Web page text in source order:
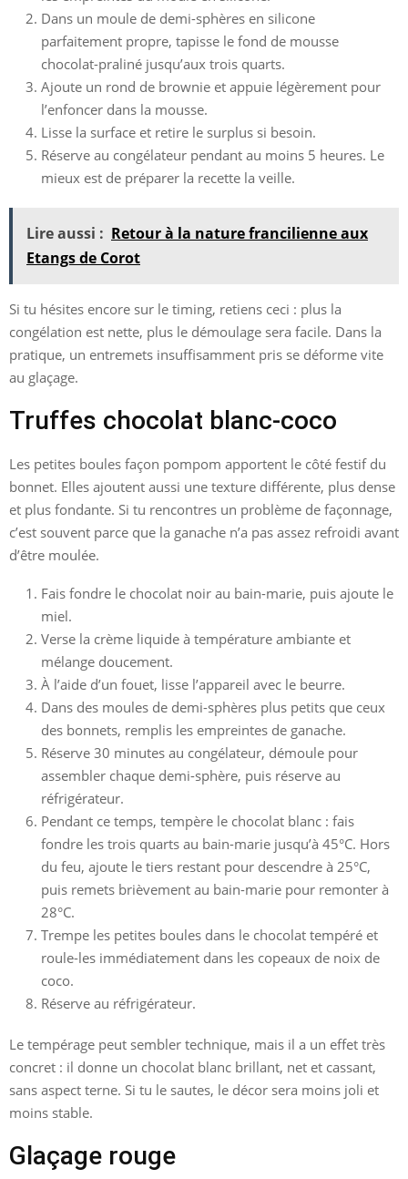
Dans un moule de demi-sphères en silicone
parfaitement propre, tapisse le fond de mousse
chocolat-praliné jusqu’aux trois quarts.
Ajoute un rond de brownie et appuie légèrement pour
l’enfoncer dans la mousse.
Lisse la surface et retire le surplus si besoin.
Réserve au congélateur pendant au moins 5 heures. Le
mieux est de préparer la recette la veille.
Lire aussi : Retour à la nature francilienne aux
Etangs de Corot
Si tu hésites encore sur le timing, retiens ceci : plus la
congélation est nette, plus le démoulage sera facile. Dans la
pratique, un entremets insuffisamment pris se déforme vite
au glaçage.
Truffes chocolat blanc-coco
Les petites boules façon pompom apportent le côté festif du
bonnet. Elles ajoutent aussi une texture différente, plus dense
et plus fondante. Si tu rencontres un problème de façonnage,
c’est souvent parce que la ganache n’a pas assez refroidi avant
d’être moulée.
Fais fondre le chocolat noir au bain-marie, puis ajoute le
miel.
Verse la crème liquide à température ambiante et
mélange doucement.
À l’aide d’un fouet, lisse l’appareil avec le beurre.
Dans des moules de demi-sphères plus petits que ceux
des bonnets, remplis les empreintes de ganache.
Réserve 30 minutes au congélateur, démoule pour
assembler chaque demi-sphère, puis réserve au
réfrigérateur.
Pendant ce temps, tempère le chocolat blanc : fais
fondre les trois quarts au bain-marie jusqu’à 45°C. Hors
du feu, ajoute le tiers restant pour descendre à 25°C,
puis remets brièvement au bain-marie pour remonter à
28°C.
Trempe les petites boules dans le chocolat tempéré et
roule-les immédiatement dans les copeaux de noix de
coco.
Réserve au réfrigérateur.
Le tempérage peut sembler technique, mais il a un effet très
concret : il donne un chocolat blanc brillant, net et cassant,
sans aspect terne. Si tu le sautes, le décor sera moins joli et
moins stable.
Glaçage rouge